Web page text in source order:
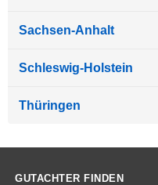
Sachsen-Anhalt
Schleswig-Holstein
Thüringen
GUTACHTER FINDEN